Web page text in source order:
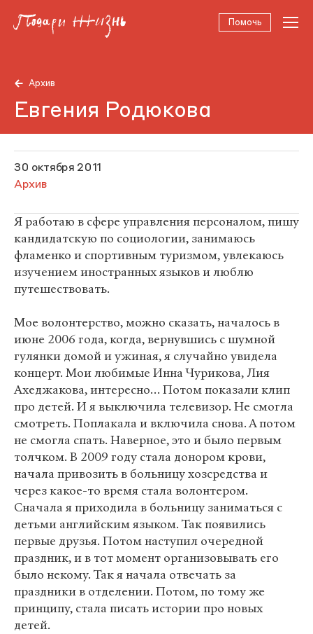
Помочь
Архив
Евгения Родюкова
30 октября 2011
Архив
Я работаю в сфере управления персоналом, пишу
кандидатскую по социологии, занимаюсь
фламенко и спортивным туризмом, увлекаюсь
изучением иностранных языков и люблю
путешествовать.
Мое волонтерство, можно сказать, началось в
июне 2006 года, когда, вернувшись с шумной
гулянки домой и ужиная, я случайно увидела
концерт. Мои любимые Инна Чурикова, Лия
Ахеджакова, интересно… Потом показали клип
про детей. И я выключила телевизор. Не смогла
смотреть. Поплакала и включила снова. А потом
не смогла спать. Наверное, это и было первым
толчком. В 2009 году стала донором крови,
начала привозить в больницу хозсредства и
через какое-то время стала волонтером.
Сначала я приходила в больницу заниматься с
детьми английским языком. Так появились
первые друзья. Потом наступил очередной
праздник, и в тот момент организовывать его
было некому. Так я начала отвечать за
праздники в отделении. Потом, по тому же
принципу, стала писать истории про новых
детей.